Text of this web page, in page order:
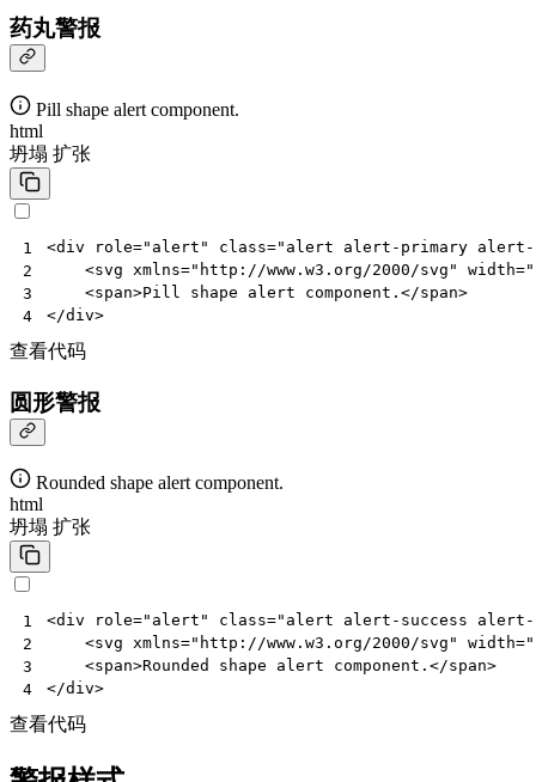
药丸警报
Pill shape alert component.
html
坍塌 扩张
1
2
3
4
<div role="alert" class="alert alert-primary
<svg xmlns="http://www.w3.org/2000/svg" width=
<span>Pill shape alert component. </span>
</div>
查看代码
圆形警报
Rounded shape alert component.
html
坍塌 扩张
1
2
3
4
<div role="alert" class="alert alert-success alert-
<svg xmlns="http://www.w3.org/2000/svg" width=
<span>Rounded shape alert component. </span>
</div>
查看代码